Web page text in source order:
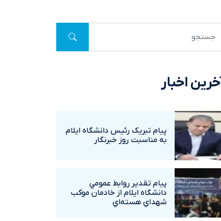
اخبار
پيام تبريک رئيس دانشگاه ايلام
به مناسبت روز خبرنگار
پيام تقدير روابط عمومي
دانشگاه ايلام از خادمان موکب
شهداي هسته‌اي